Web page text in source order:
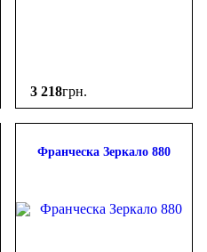
3 218грн.
Франческа Зеркало 880